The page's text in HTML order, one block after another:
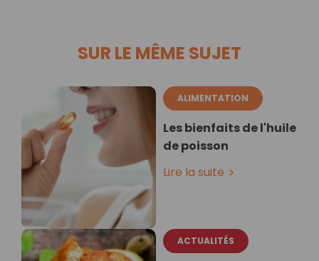
SUR LE MÊME SUJET
ALIMENTATION
Les bienfaits de l'huile
de poisson
Lire la suite
ACTUALITÉS